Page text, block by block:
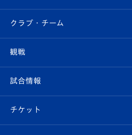
すべて
クラブ
試合情報
クラブ・チーム
クラブ概要
エンブレム紹介
観戦
観戦ルール
はじめての観戦ガイド
試合情報
試合日程/結果
チケット